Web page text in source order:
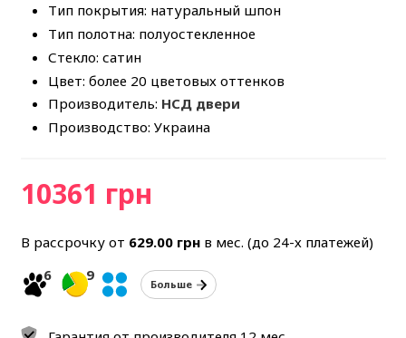
Тип покрытия: натуральный шпон
Тип полотна: полуостекленное
Стекло: сатин
Цвет: более 20 цветовых оттенков
Производитель: НСД двери
Производство: Украина
10361 грн
В рассрочку от 629.00грнв мес. (до 24-х платежей)
6
9
Больше